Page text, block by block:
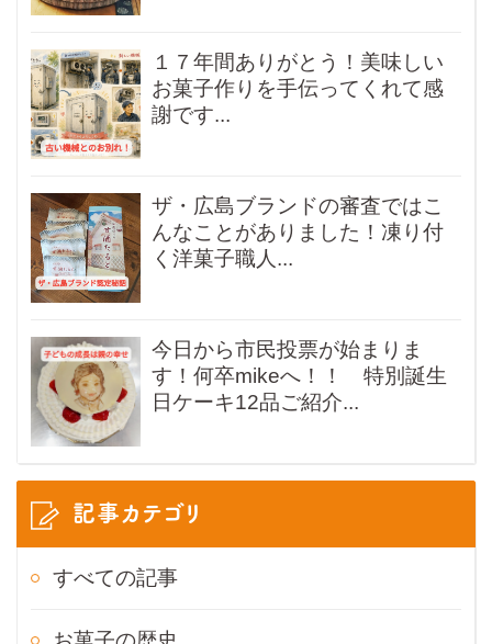
１７年間ありがとう！美味しい
お菓子作りを手伝ってくれて感
謝です...
ザ・広島ブランドの審査ではこ
んなことがありました！凍り付
く洋菓子職人...
今日から市民投票が始まりま
す！何卒mikeへ！！ 特別誕生
日ケーキ12品ご紹介...
記事カテゴリ
すべての記事